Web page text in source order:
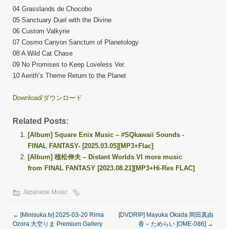
04 Grasslands de Chocobo
05 Sanctuary Duel with the Divine
06 Custom Valkyrie
07 Cosmo Canyon Sanctum of Planetology
08 A Wild Cat Chase
09 No Promises to Keep Loveless Ver.
10 Aerith’s Theme Return to the Planet
Download/ダウンロード
Related Posts:
[Album] Square Enix Music – #SQkawaii Sounds -
FINAL FANTASY- [2025.03.05][MP3+Flac]
[Album] 植松伸夫 – Distant Worlds VI more music
from FINAL FANTASY [2023.08.21][MP3+Hi-Res FLAC]
Japanese Music
← [Minisuka.tv] 2025-03-20 Rima
Ozora 大空りま Premium Gallery
[DVDRIP] Mayuka Okada 岡田真由
香 – ためらい [OME-086] →